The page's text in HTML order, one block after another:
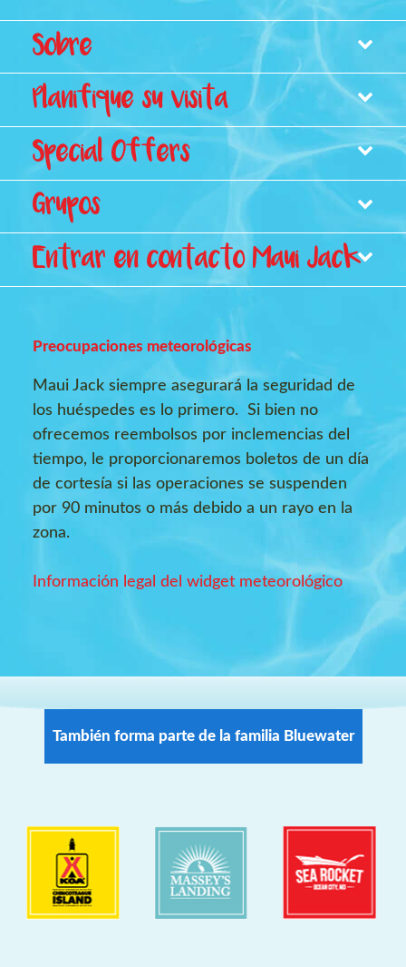
Footer
Sobre
Mapa del parque
Precios
Carreras
Planifique su visita
Amenidades del parque acuático
Quédate con nosotros
Special Offers
Grupos
Grupos, reuniones y retiros
Fiestas de cumpleaños
Entrar en contacto Maui Jack
Preocupaciones meteorológicas
Maui Jack siempre asegurará la seguridad de
los huéspedes es lo primero. Si bien no
ofrecemos reembolsos por inclemencias del
tiempo, le proporcionaremos boletos de un día
de cortesía si las operaciones se suspenden
por 90 minutos o más debido a un rayo en la
zona.
Información legal del widget meteorológico
También forma parte de la familia Bluewater